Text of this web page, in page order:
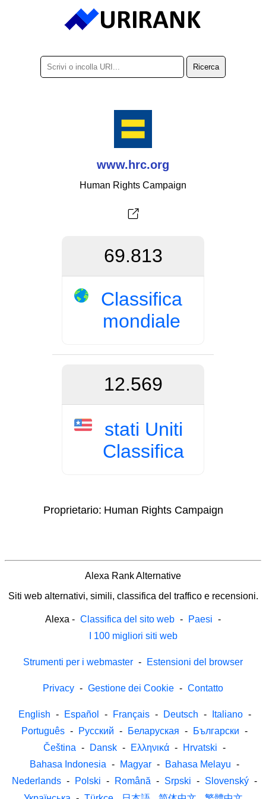
www.hrc.org
Human Rights Campaign
69.813
Classifica
mondiale
12.569
stati Uniti
Classifica
Proprietario: Human Rights Campaign
Alexa Rank Alternative
Siti web alternativi, simili, classifica del traffico e recensioni.
Alexa - Classifica del sito web - Paesi -
I 100 migliori siti web
Strumenti per i webmaster - Estensioni del browser
Privacy - Gestione dei Cookie - Contatto
English - Español - Français - Deutsch - Italiano -
Português - Русский - Беларуская - Български -
Čeština - Dansk - Ελληνικά - Hrvatski -
Bahasa Indonesia - Magyar - Bahasa Melayu -
Nederlands - Polski - Română - Srpski - Slovenský -